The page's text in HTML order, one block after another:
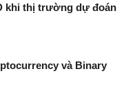
khi thị trường dự đoán
và Binary